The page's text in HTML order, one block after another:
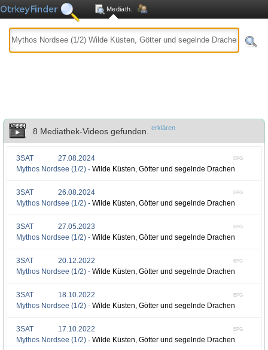
Mediath.
8 Mediathek-Videos gefunden. erklären
EPG
3SAT
27.08.2024
Mythos Nordsee (1/2) - Wilde Küsten, Götter und segelnde Drachen
EPG
3SAT
26.08.2024
Mythos Nordsee (1/2) - Wilde Küsten, Götter und segelnde Drachen
EPG
3SAT
27.05.2023
Mythos Nordsee (1/2) - Wilde Küsten, Götter und segelnde Drachen
EPG
3SAT
20.12.2022
Mythos Nordsee (1/2) - Wilde Küsten, Götter und segelnde Drachen
EPG
3SAT
18.10.2022
Mythos Nordsee (1/2) - Wilde Küsten, Götter und segelnde Drachen
EPG
3SAT
17.10.2022
Mythos Nordsee (1/2) - Wilde Küsten, Götter und segelnde Drachen